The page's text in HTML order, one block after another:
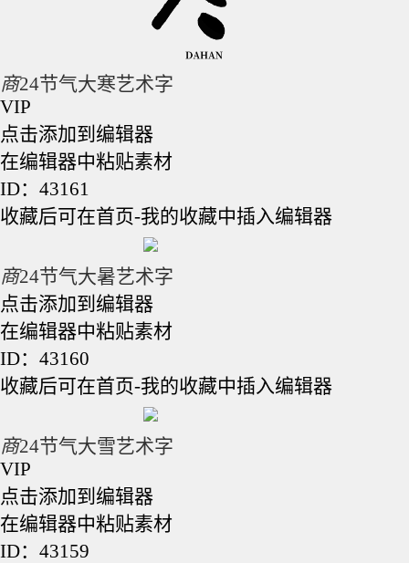
商24节气大寒艺术字
VIP
点击添加到编辑器
在编辑器中粘贴素材
ID：43161
收藏后可在首页-我的收藏中插入编辑器
商24节气大暑艺术字
点击添加到编辑器
在编辑器中粘贴素材
ID：43160
收藏后可在首页-我的收藏中插入编辑器
商24节气大雪艺术字
VIP
点击添加到编辑器
在编辑器中粘贴素材
ID：43159